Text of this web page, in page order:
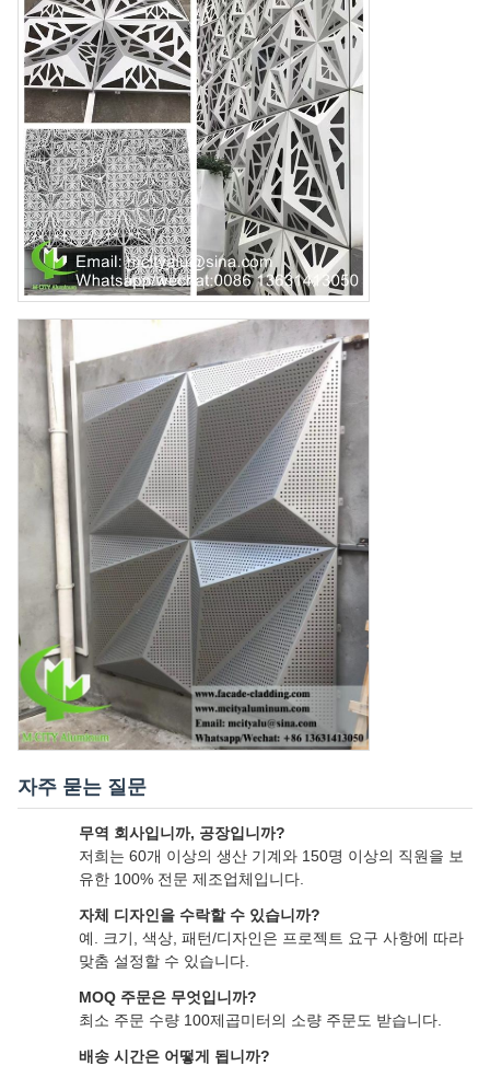
자주 묻는 질문
무역 회사입니까, 공장입니까?
저희는 60개 이상의 생산 기계와 150명 이상의 직원을 보
유한 100% 전문 제조업체입니다.
자체 디자인을 수락할 수 있습니까?
예. 크기, 색상, 패턴/디자인은 프로젝트 요구 사항에 따라
맞춤 설정할 수 있습니다.
MOQ 주문은 무엇입니까?
최소 주문 수량 100제곱미터의 소량 주문도 받습니다.
배송 시간은 어떻게 됩니까?